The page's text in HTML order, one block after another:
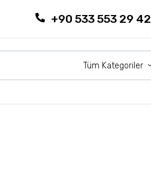
+90 533 553 29 42
Tüm Kategoriler